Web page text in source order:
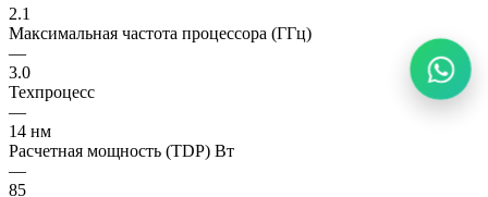
2.1
Максимальная частота процессора (ГГц)
—
3.0
Техпроцесс
—
14 нм
Расчетная мощность (TDP) Вт
—
85